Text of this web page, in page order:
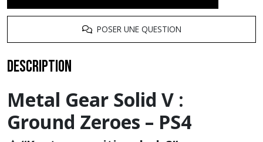
POSER UNE QUESTION
Description
Metal Gear Solid V :
Ground Zeroes – PS4